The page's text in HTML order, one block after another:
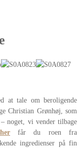
at tale om beroligende
Christian Grønhøj, som
noget, vi vender tilbage
herfår du roen fra
ingredienser på fin